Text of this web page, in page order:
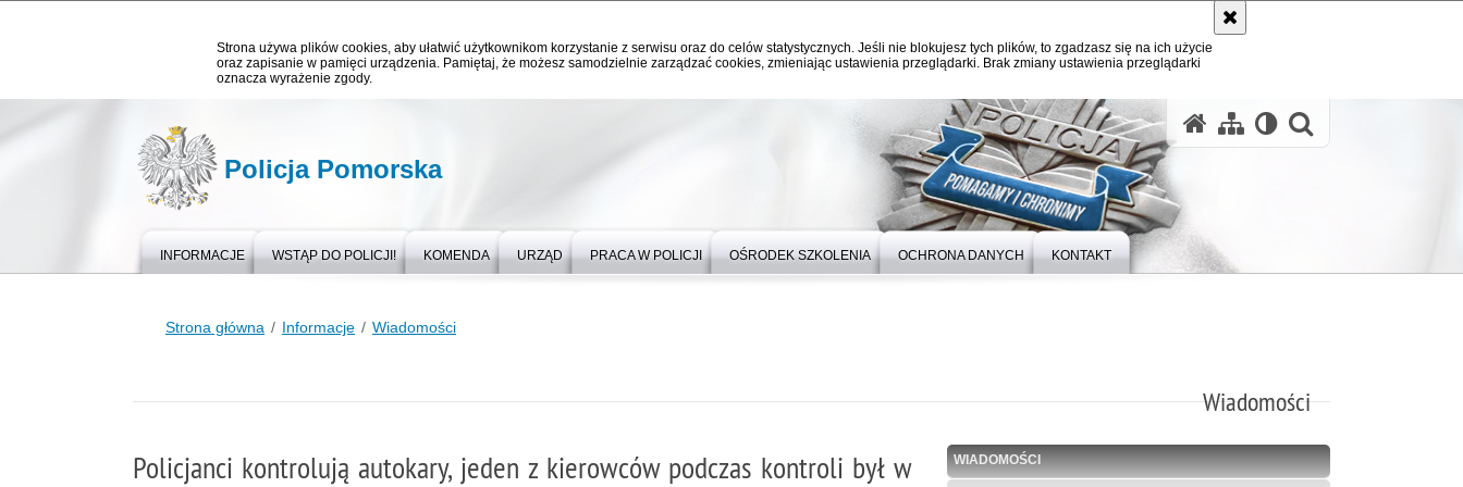
Strona używa plików cookies, aby ułatwić użytkownikom korzystanie z serwisu oraz do celów statystycznych. Jeśli nie blokujesz tych plików, to zgadzasz się na ich użycie
oraz zapisanie w pamięci urządzenia. Pamiętaj, że możesz samodzielnie zarządzać cookies, zmieniając ustawienia przeglądarki. Brak zmiany ustawienia przeglądarki
oznacza wyrażenie zgody.
Policja Pomorska
INFORMACJE WSTĄP DO POLICJI! KOMENDA URZĄD PRACA W POLICJI OŚRODEK SZKOLENIA OCHRONA DANYCH KONTAKT
Strona główna Informacje Wiadomości
Wiadomości
WIADOMOŚCI
Policjanci kontrolują autokary, jeden z kierowców podczas kontroli był w